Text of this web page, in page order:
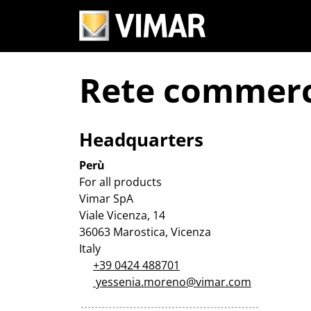
Rete
Headquarters
Perù
For all products
Vimar SpA
Viale Vicenza, 14
36063 Marostica, Vicenza
Italy
+39 0424 488701
yessenia.moreno@vimar.com